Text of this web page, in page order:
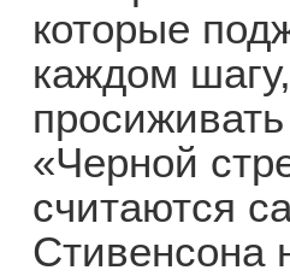
которые
каждом
«Черной
считаются
Стивенсона